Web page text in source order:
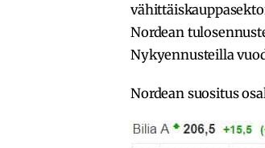
Nordean
Nykyennusteilla
Nordean suositus